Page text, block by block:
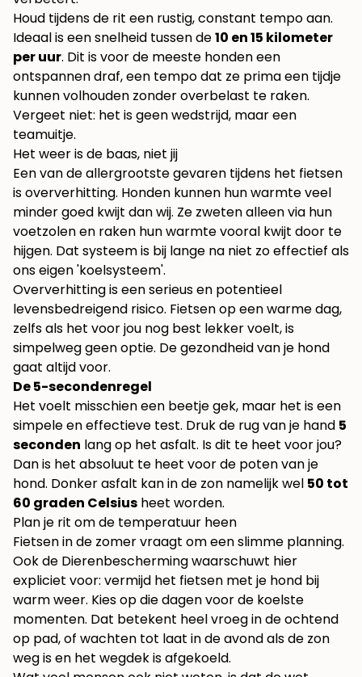
Houd tijdens de rit een rustig, constant tempo aan.
Ideaal is een snelheid tussen de10 en 15 kilometer
per uur. Dit is voor de meeste honden een
ontspannen draf, een tempo dat ze prima een tijdje
kunnen volhouden zonder overbelast te raken.
Vergeet niet: het is geen wedstrijd, maar een
teamuitje.
Het weer is de baas, niet jij
Een van de allergrootste gevaren tijdens het fietsen
is oververhitting. Honden kunnen hun warmte veel
minder goed kwijt dan wij. Ze zweten alleen via hun
voetzolen en raken hun warmte vooral kwijt door te
hijgen. Dat systeem is bij lange na niet zo effectief als
ons eigen 'koelsysteem'.
Oververhitting is een serieus en potentieel
levensbedreigend risico. Fietsen op een warme dag,
zelfs als het voor jou nog best lekker voelt, is
simpelweg geen optie. De gezondheid van je hond
gaat altijd voor.
De 5-secondenregel
Het voelt misschien een beetje gek, maar het is een
simpele en effectieve test. Druk de rug van je hand 5
seconden lang op het asfalt. Is dit te heet voor jou?
Dan is het absoluut te heet voor de poten van je
hond. Donker asfalt kan in de zon namelijk wel 50 tot
60 graden Celsius heet worden.
Plan je rit om de temperatuur heen
Fietsen in de zomer vraagt om een slimme planning.
Ook de Dierenbescherming waarschuwt hier
expliciet voor: vermijd het fietsen met je hond bij
warm weer. Kies op die dagen voor de koelste
momenten. Dat betekent heel vroeg in de ochtend
op pad, of wachten tot laat in de avond als de zon
weg is en het wegdek is afgekoeld.